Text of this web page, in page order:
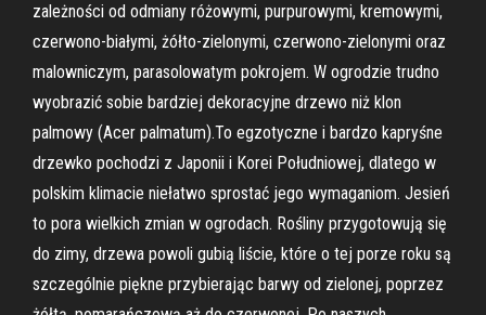
zależności od odmiany różowymi, purpurowymi, kremowymi,
czerwono-białymi, żółto-zielonymi, czerwono-zielonymi oraz
malowniczym, parasolowatym pokrojem. W ogrodzie trudno
wyobrazić sobie bardziej dekoracyjne drzewo niż klon
palmowy (Acer palmatum).To egzotyczne i bardzo kapryśne
drzewko pochodzi z Japonii i Korei Południowej, dlatego w
polskim klimacie niełatwo sprostać jego wymaganiom. Jesień
to pora wielkich zmian w ogrodach. Rośliny przygotowują się
do zimy, drzewa powoli gubią liście, które o tej porze roku są
szczególnie piękne przybierając barwy od zielonej, poprzez